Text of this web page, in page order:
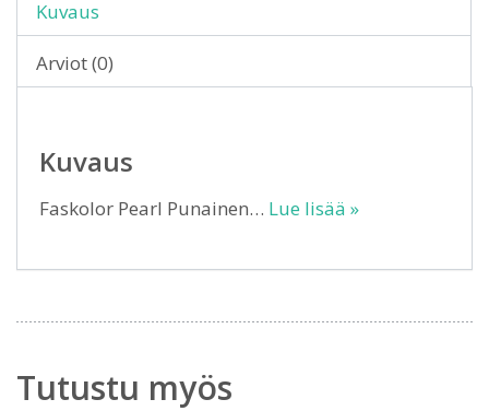
Kuvaus
Arviot (0)
Kuvaus
Faskolor Pearl Punainen… Lue lisää »
Tutustu myös